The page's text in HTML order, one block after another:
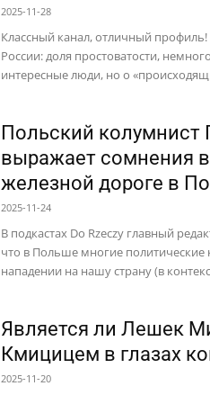
2025-11-28
Классный канал, отличный
России: доля простоватости,
интересные люди, но о
Польский колумнист
выражает сомнения
железной дороге в
2025-11-24
В подкастах Do Rzeczy главный
что в Польше многие политические
нападении на нашу страну (в
Является ли Лешек
Кмицицем в глазах
2025-11-20